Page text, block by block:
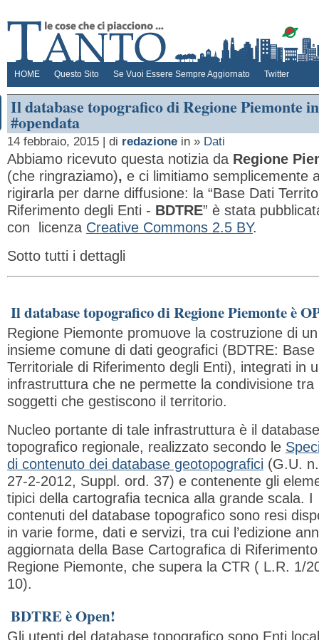
HOME Questo Sito Se Vuoi Essere Sempre Aggiornato Twitter
Il database topografico di Regione Piemonte in
#opendata
14 febbraio, 2015 | di redazione in » Dati
Abbiamo ricevuto questa notizia da Regione
(che ringraziamo), e ci limitiamo semplicemente
rigirarla per darne diffusione: la “Base Dati
Riferimento degli Enti - BDTRE” è stata
con licenza Creative Commons 2.5 BY.
Sotto tutti i dettagli
Il database topografico di Regione Piemonte è
Regione Piemonte promuove la costruzione di un
insieme comune di dati geografici (BDTRE: Base
Territoriale di Riferimento degli Enti), integrati in
infrastruttura che ne permette la condivisione tra
soggetti che gestiscono il territorio.
Nucleo portante di tale infrastruttura è il database
topografico regionale, realizzato secondo le
di contenuto dei database geotopografici (G.U.
27-2-2012, Suppl. ord. 37) e contenente gli
tipici della cartografia tecnica alla grande scala. I
contenuti del database topografico sono resi
in varie forme, dati e servizi, tra cui l’edizione
aggiornata della Base Cartografica di
Regione Piemonte, che supera la CTR ( L.R. 1/
10).
BDTRE è Open!
Gli utenti del database topografico sono Enti